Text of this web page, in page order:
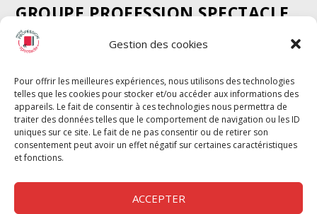
Gestion des cookies
Pour offrir les meilleures expériences, nous utilisons des technologies
telles que les cookies pour stocker et/ou accéder aux informations des
appareils. Le fait de consentir à ces technologies nous permettra de
traiter des données telles que le comportement de navigation ou les ID
uniques sur ce site. Le fait de ne pas consentir ou de retirer son
consentement peut avoir un effet négatif sur certaines caractéristiques
et fonctions.
ACCEPTER
GROUPE PROFESSION SPECTACLE
Chèque Intermittents
Chèque Compta
Chèque Emploi Spectacle
G-Pods
Profession Audio-visuel
Le Cahier Pro
Suivre Suivre